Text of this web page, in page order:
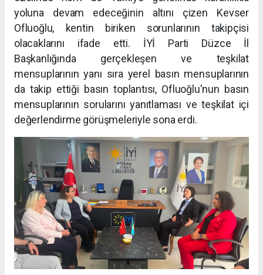
yoluna devam edeceğinin altını çizen Kevser
Ofluoğlu, kentin biriken sorunlarının takipçisi
olacaklarını ifade etti. İYİ Parti Düzce İl
Başkanlığında gerçekleşen ve teşkilat
mensuplarının yanı sıra yerel basın mensuplarının
da takip ettiği basın toplantısı, Ofluoğlu'nun basın
mensuplarının sorularını yanıtlaması ve teşkilat içi
değerlendirme görüşmeleriyle sona erdi.